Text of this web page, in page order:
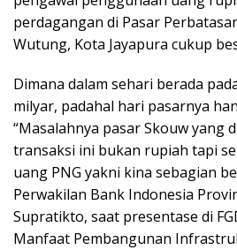
perdagangan di Pasar
Wutung, Kota Jayapura cukup
Dimana dalam sehari berada
milyar, padahal hari pasarnya
“Masalahnya pasar Skouw yang
transaksi ini bukan rupiah tapi
uang PNG yakni kina sebagian
Perwakilan Bank Indonesia
Supratikto, saat presentase di
Manfaat Pembangunan